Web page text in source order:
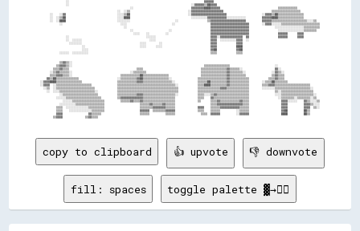
copy to clipboard 👍 upvote 👎 downvote
fill: spaces toggle palette ▓→✊🏽